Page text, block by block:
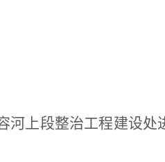
上段整治工程建设处